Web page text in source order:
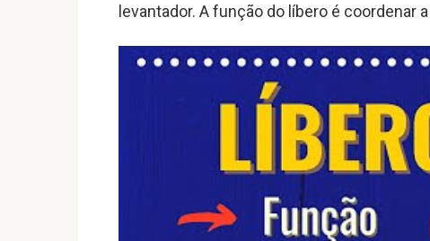
levantador. A função do líbero é coordenar